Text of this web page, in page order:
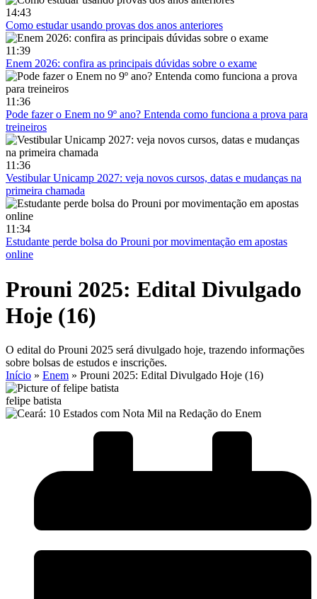
14:43
Como estudar usando provas dos anos anteriores
11:39
Enem 2026: confira as principais dúvidas sobre o exame
11:36
Pode fazer o Enem no 9º ano? Entenda como funciona a prova para
treineiros
11:36
Vestibular Unicamp 2027: veja novos cursos, datas e mudanças na
primeira chamada
11:34
Estudante perde bolsa do Prouni por movimentação em apostas
online
Prouni 2025: Edital Divulgado
Hoje (16)
O edital do Prouni 2025 será divulgado hoje, trazendo informações
sobre bolsas de estudos e inscrições.
Início » Enem » Prouni 2025: Edital Divulgado Hoje (16)
felipe batista